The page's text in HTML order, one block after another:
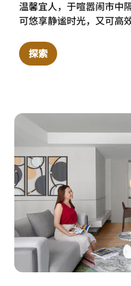
温馨宜人，于喧嚣闹市中
可悠享静谧时光，又可高
探索